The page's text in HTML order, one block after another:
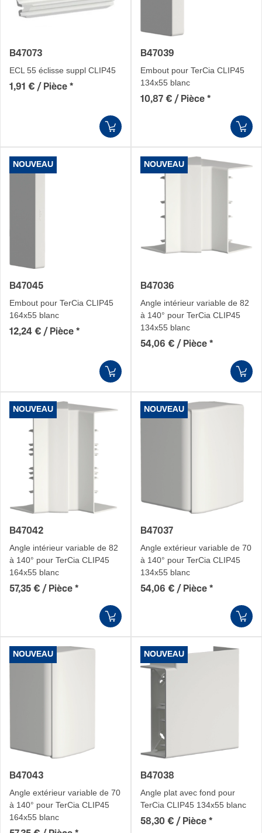
B47073
ECL 55 éclisse suppl CLIP45
1,91 € / Pièce *
B47039
Embout pour TerCia CLIP45
134x55 blanc
10,87 € / Pièce *
B47045
NOUVEAU
Embout pour TerCia CLIP45
164x55 blanc
12,24 € / Pièce *
B47036
NOUVEAU
Angle intérieur variable de 82
à 140° pour TerCia CLIP45
134x55 blanc
54,06 € / Pièce *
B47042
NOUVEAU
Angle intérieur variable de 82
à 140° pour TerCia CLIP45
164x55 blanc
57,35 € / Pièce *
B47037
NOUVEAU
Angle extérieur variable de 70
à 140° pour TerCia CLIP45
134x55 blanc
54,06 € / Pièce *
B47043
NOUVEAU
Angle extérieur variable de 70
à 140° pour TerCia CLIP45
164x55 blanc
B47038
NOUVEAU
Angle plat avec fond pour
TerCia CLIP45 134x55 blanc
58,30 € / Pièce *